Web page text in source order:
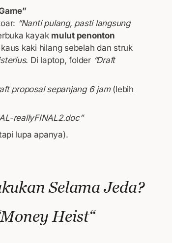
“Nanti pulang, pasti langsung
kayak mulut penonton
kaki hilang sebelah dan struk
. Di laptop, folder “Draft
proposal sepanjang 6 jam(lebih
reallyFINAL2.doc”
lupa apanya).
Selama Jeda?
Heist“